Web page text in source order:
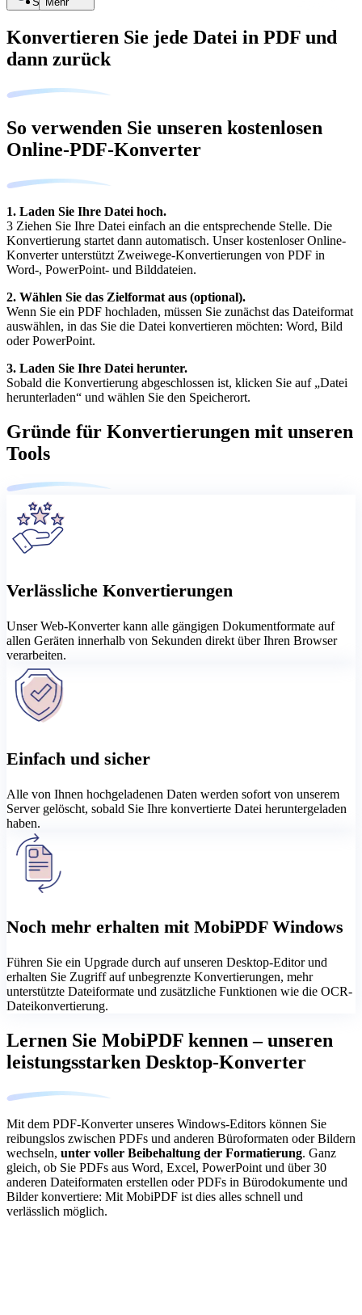
Konvertieren Sie jede Datei in PDF und
dann zurück
So verwenden Sie unseren kostenlosen
Online-PDF-Konverter
1. Laden Sie Ihre Datei hoch.
3 Ziehen Sie Ihre Datei einfach an die entsprechende Stelle. Die
Konvertierung startet dann automatisch. Unser kostenloser Online-
Konverter unterstützt Zweiwege-Konvertierungen von PDF in
Word-, PowerPoint- und Bilddateien.
2. Wählen Sie das Zielformat aus (optional).
Wenn Sie ein PDF hochladen, müssen Sie zunächst das Dateiformat
auswählen, in das Sie die Datei konvertieren möchten: Word, Bild
oder PowerPoint.
3. Laden Sie Ihre Datei herunter.
Sobald die Konvertierung abgeschlossen ist, klicken Sie auf „Datei
herunterladen“ und wählen Sie den Speicherort.
Gründe für Konvertierungen mit unseren
Tools
Verlässliche Konvertierungen
Unser Web-Konverter kann alle gängigen Dokumentformate auf
allen Geräten innerhalb von Sekunden direkt über Ihren Browser
verarbeiten.
Einfach und sicher
Alle von Ihnen hochgeladenen Daten werden sofort von unserem
Server gelöscht, sobald Sie Ihre konvertierte Datei heruntergeladen
haben.
Noch mehr erhalten mit MobiPDF Windows
Führen Sie ein Upgrade durch auf unseren Desktop-Editor und
erhalten Sie Zugriff auf unbegrenzte Konvertierungen, mehr
unterstützte Dateiformate und zusätzliche Funktionen wie die OCR-
Dateikonvertierung.
Lernen Sie MobiPDF kennen – unseren
leistungsstarken Desktop-Konverter
Mit dem PDF-Konverter unseres Windows-Editors können Sie
reibungslos zwischen PDFs und anderen Büroformaten oder Bildern
wechseln, unter voller Beibehaltung der Formatierung. Ganz
gleich, ob Sie PDFs aus Word, Excel, PowerPoint und über 30
anderen Dateiformaten erstellen oder PDFs in Bürodokumente und
Bilder konvertiere: Mit MobiPDF ist dies alles schnell und
verlässlich möglich.